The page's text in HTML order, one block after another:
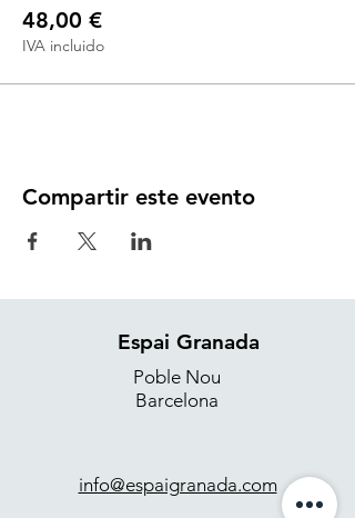
48,00 €
IVA incluido
Compartir este evento
Espai Granada
Poble Nou
Barcelona
info@espaigranada.com